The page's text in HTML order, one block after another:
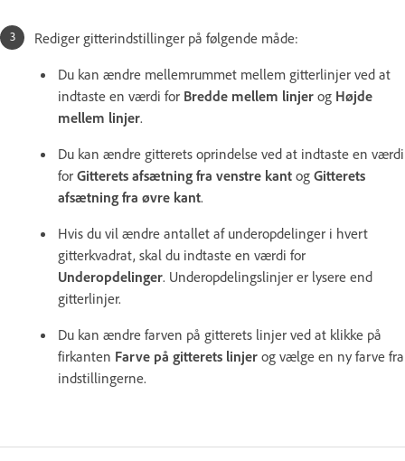
Rediger gitterindstillinger på følgende måde:
Du kan ændre mellemrummet mellem gitterlinjer ved at
indtaste en værdi for Bredde mellem linjer og Højde
mellem linjer.
Du kan ændre gitterets oprindelse ved at indtaste en værdi
for Gitterets afsætning fra venstre kant og Gitterets
afsætning fra øvre kant.
Hvis du vil ændre antallet af underopdelinger i hvert
gitterkvadrat, skal du indtaste en værdi for
Underopdelinger. Underopdelingslinjer er lysere end
gitterlinjer.
Du kan ændre farven på gitterets linjer ved at klikke på
firkanten Farve på gitterets linjer og vælge en ny farve fra
indstillingerne.